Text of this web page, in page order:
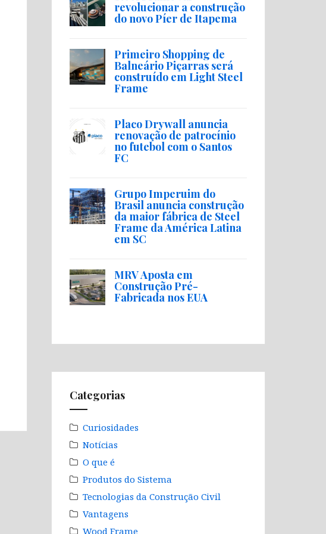
revolucionar a construção
do novo Píer de Itapema
Primeiro Shopping de
Balneário Piçarras será
construído em Light Steel
Frame
Placo Drywall anuncia
renovação de patrocínio
no futebol com o Santos
FC
Grupo Imperuim do
Brasil anuncia construção
da maior fábrica de Steel
Frame da América Latina
em SC
MRV Aposta em
Construção Pré-
Fabricada nos EUA
Categorias
Curiosidades
Notícias
O que é
Produtos do Sistema
Tecnologias da Construção Civil
Vantagens
Wood Frame